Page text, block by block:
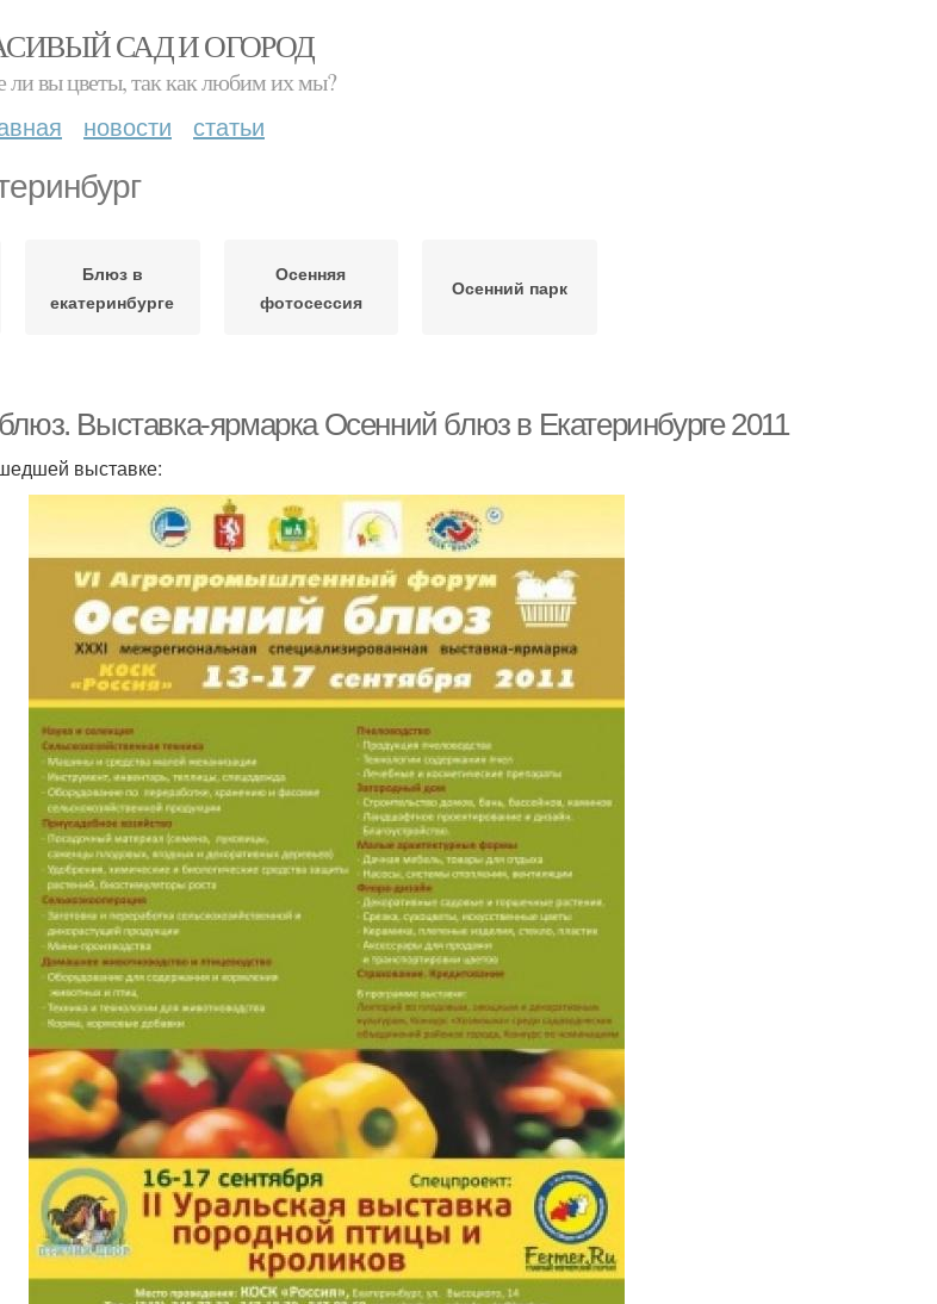
САД И ОГОРОД
ли вы цветы, так как любим их мы?
новости статьи
Блюз в
екатеринбурге
Осенняя
фотосессия
Осенний парк
Выставка-ярмарка Осенний блюз в Екатеринбурге 2011
выставке: